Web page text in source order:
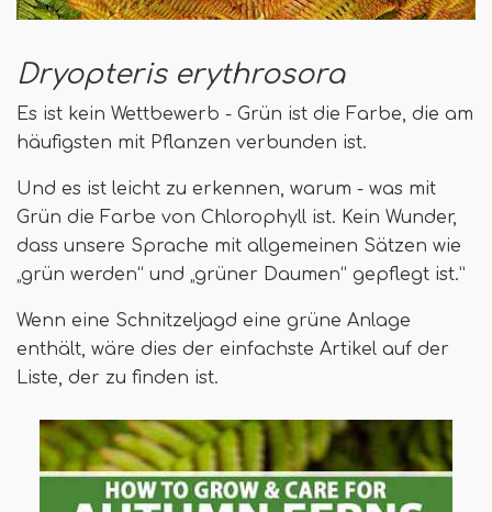
Dryopteris erythrosora
Es ist kein Wettbewerb - Grün ist die Farbe, die am
häufigsten mit Pflanzen verbunden ist.
Und es ist leicht zu erkennen, warum - was mit
Grün die Farbe von Chlorophyll ist. Kein Wunder,
dass unsere Sprache mit allgemeinen Sätzen wie
„grün werden“ und „grüner Daumen“ gepflegt ist.”
Wenn eine Schnitzeljagd eine grüne Anlage
enthält, wäre dies der einfachste Artikel auf der
Liste, der zu finden ist.